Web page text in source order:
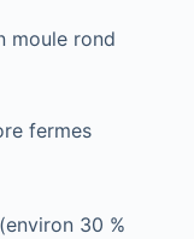
moule rond
fermes
30 %